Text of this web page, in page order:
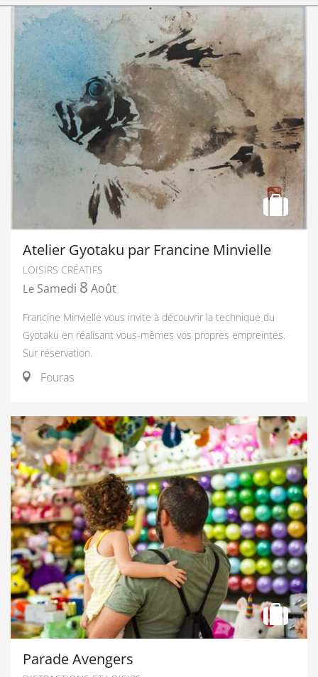
Atelier Gyotaku par Francine Minvielle
LOISIRS CRÉATIFS
Le Samedi 8 Août
Francine Minvielle vous invite à découvrir la technique du
Gyotaku en réalisant vous-mêmes vos propres empreintes.
Sur réservation.
Fouras
Parade Avengers